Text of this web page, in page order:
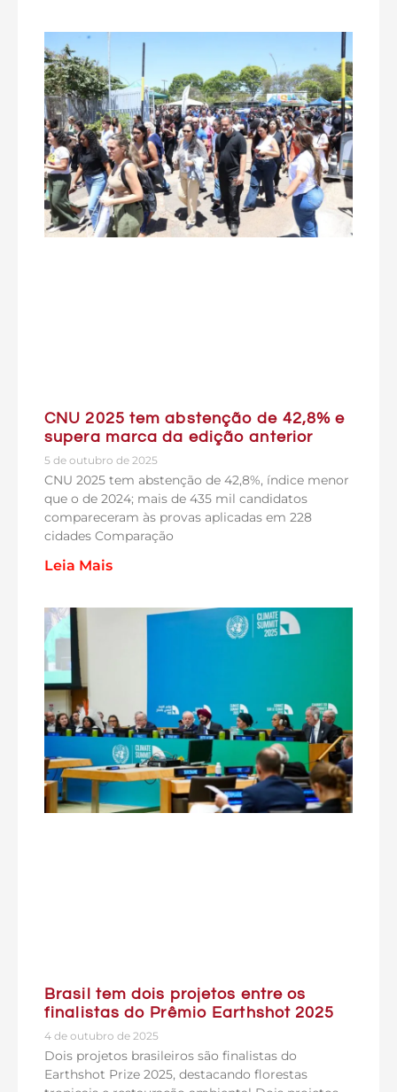
CNU 2025 tem abstenção de 42,8% e
supera marca da edição anterior
5 de outubro de 2025
CNU 2025 tem abstenção de 42,8%, índice menor
que o de 2024; mais de 435 mil candidatos
compareceram às provas aplicadas em 228
cidades Comparação
Leia Mais
Brasil tem dois projetos entre os
finalistas do Prêmio Earthshot 2025
4 de outubro de 2025
Dois projetos brasileiros são finalistas do
Earthshot Prize 2025, destacando florestas